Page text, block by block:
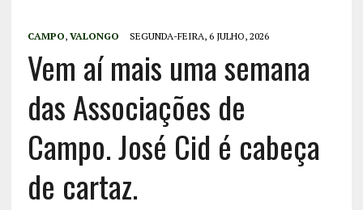
CAMPO, VALONGO SEGUNDA-FEIRA, 6 JULHO, 2026
Vem aí mais uma semana
das Associações de
Campo. José Cid é cabeça
de cartaz.